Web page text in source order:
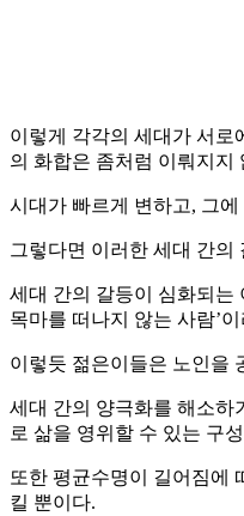
이렇게 각각의 세대가 서로
의 화합은 좀처럼 이뤄지지
시대가 빠르게 변하고, 그
그렇다면 이러한 세대 간
세대 간의 갈등이 심화되는
목마를 떠나지 않는 사람’
이렇듯 젊은이들은 노인을
세대 간의 양극화를 해소하
로 삶을 영위할 수 있는 구
또한 평균수명이 길어짐에
킬 뿐이다.